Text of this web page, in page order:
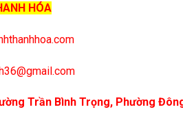
HÓA
Trần Bình Trọng, Phường